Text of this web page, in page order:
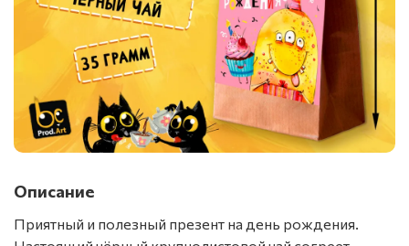
Описание
Приятный и полезный презент на день рождения.